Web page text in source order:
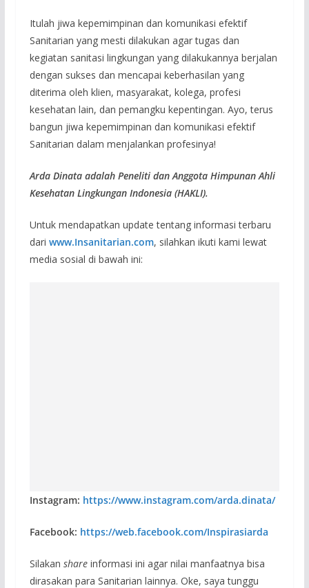
Itulah jiwa kepemimpinan dan komunikasi efektif
Sanitarian yang mesti dilakukan agar tugas dan
kegiatan sanitasi lingkungan yang dilakukannya berjalan
dengan sukses dan mencapai keberhasilan yang
diterima oleh klien, masyarakat, kolega, profesi
kesehatan lain, dan pemangku kepentingan. Ayo, terus
bangun jiwa kepemimpinan dan komunikasi efektif
Sanitarian dalam menjalankan profesinya!
Arda Dinata adalah Peneliti dan Anggota Himpunan Ahli
Kesehatan Lingkungan Indonesia (HAKLI).
Untuk mendapatkan update tentang informasi terbaru
dari www.Insanitarian.com, silahkan ikuti kami lewat
media sosial di bawah ini:
Instagram: https://www.instagram.com/arda.dinata/
Facebook: https://web.facebook.com/Inspirasiarda
Silakan shareinformasi ini agar nilai manfaatnya bisa
dirasakan para Sanitarian lainnya. Oke, saya tunggu